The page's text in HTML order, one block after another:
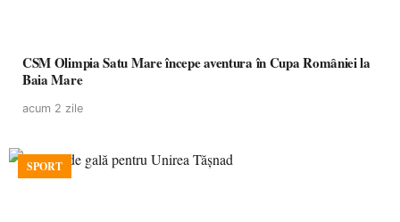
CSM Olimpia Satu Mare începe aventura în Cupa României la
Baia Mare
acum 2 zile
SPORT